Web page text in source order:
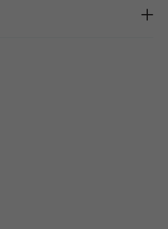
in de keuken, gang of andere